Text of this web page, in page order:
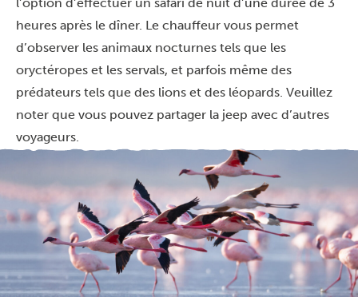
heures après le dîner. Le chauffeur vous permet
d’observer les animaux nocturnes tels que les
oryctéropes et les servals, et parfois même des
prédateurs tels que des lions et des léopards. Veuillez
noter que vous pouvez partager la jeep avec d’autres
voyageurs.